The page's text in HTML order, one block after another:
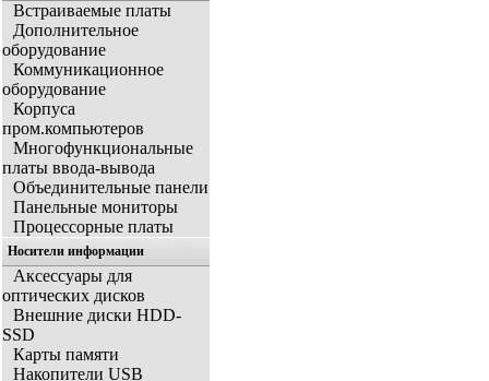
Встраиваемые платы
Дополнительное
оборудование
Коммуникационное
оборудование
Корпуса
пром.компьютеров
Многофункциональные
платы ввода-вывода
Объединительные панели
Панельные мониторы
Процессорные платы
Носители информации
Аксессуары для
оптических дисков
Внешние диски HDD-
SSD
Карты памяти
Накопители USB